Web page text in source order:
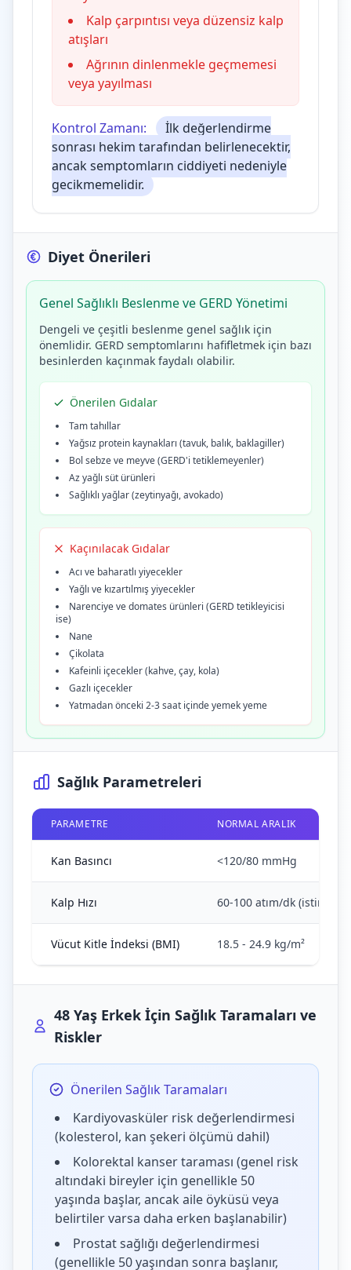
Kalp çarpıntısı veya düzensiz kalp
atışları
Ağrının dinlenmekle geçmemesi
veya yayılması
Kontrol Zamanı:
İlk değerlendirme
sonrası hekim tarafından belirlenecektir,
ancak semptomların ciddiyeti nedeniyle
gecikmemelidir.
Diyet Önerileri
Genel Sağlıklı Beslenme ve GERD Yönetimi
Dengeli ve çeşitli beslenme genel sağlık için
önemlidir. GERD semptomlarını hafifletmek için bazı
besinlerden kaçınmak faydalı olabilir.
Önerilen Gıdalar
Tam tahıllar
Yağsız protein kaynakları (tavuk, balık, baklagiller)
Bol sebze ve meyve (GERD'i tetiklemeyenler)
Az yağlı süt ürünleri
Sağlıklı yağlar (zeytinyağı, avokado)
Kaçınılacak Gıdalar
Acı ve baharatlı yiyecekler
Yağlı ve kızartılmış yiyecekler
Narenciye ve domates ürünleri (GERD tetikleyicisi
ise)
Nane
Çikolata
Kafeinli içecekler (kahve, çay, kola)
Gazlı içecekler
Yatmadan önceki 2-3 saat içinde yemek yeme
Sağlık Parametreleri
PARAMETRE NORMAL ARALIK
Kan Basıncı <120/80 mmHg
Kalp Hızı 60-100 atım/dk (istirahat)
Vücut Kitle İndeksi (BMI) 18.5 - 24.9 kg/m²
48 Yaş Erkek İçin Sağlık Taramaları ve
Riskler
Önerilen Sağlık Taramaları
Kardiyovasküler risk değerlendirmesi
(kolesterol, kan şekeri ölçümü dahil)
Kolorektal kanser taraması (genel risk
altındaki bireyler için genellikle 50
yaşında başlar, ancak aile öyküsü veya
belirtiler varsa daha erken başlanabilir)
Prostat sağlığı değerlendirmesi
(genellikle 50 yaşından sonra başlanır,